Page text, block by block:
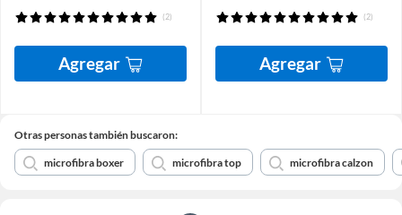
(2)
Agregar
(2)
Agregar
Otras personas también buscaron:
microfibra boxer microfibra top microfibra calzon